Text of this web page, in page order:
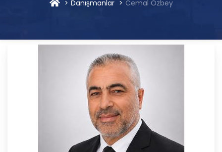
Danışmanlar Cemal Özbey